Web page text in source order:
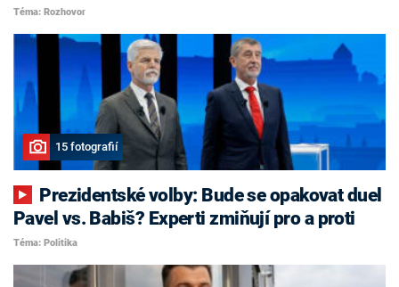
Téma: Rozhovor
15 fotografií
Pavel vs. Babiš? Experti zmiňují pro a proti
Téma: Politika